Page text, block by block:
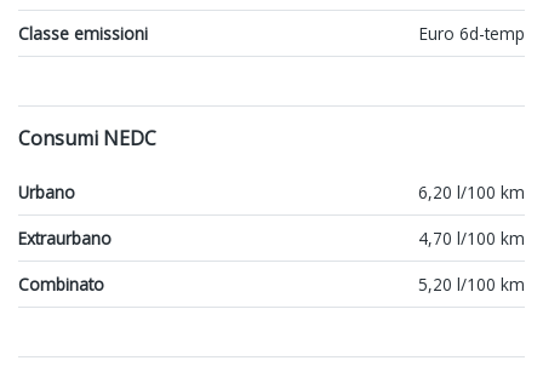
Classe emissioni
Euro 6d-temp
Consumi NEDC
Urbano
6,20 l/100 km
Extraurbano
4,70 l/100 km
Combinato
5,20 l/100 km